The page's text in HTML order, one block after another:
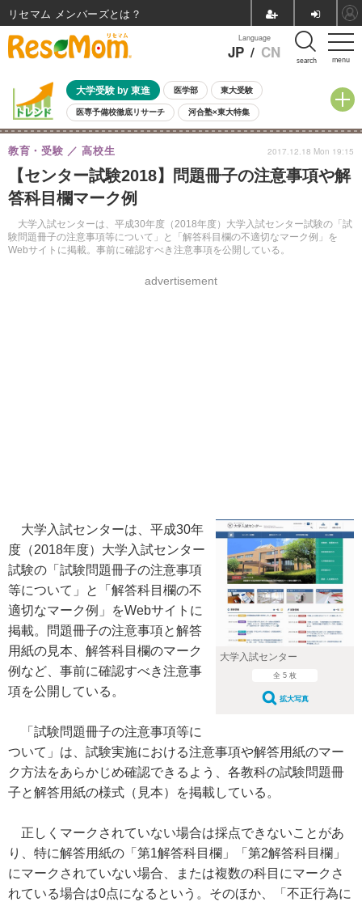
menu
Language
JP / CN search
大学受験 by 東進 医学部 東大受験
医専予備校徹底リサーチ 河合塾×東大特集
親子で考える大学選び 高校受験 中学受験 小学校受験
共通テスト 夏休み
8月開催イベント・WS 全国公立高校 過去問 人気記事
自由研究教材（小学生向け）
【センター試験2018】問題冊子の注意事項や解
答科目欄マーク例
大学入試センターは、平成30年度（2018年度）大学入試センター試験の「試
験問題冊子の注意事項等について」と「解答科目欄の不適切なマーク例」を
Webサイトに掲載。事前に確認すべき注意事項を公開している。
教育・受験 高校生
advertisement
2017.12.18 Mon 19:15
大学入試センター
全 5 枚
拡大写真
大学入試センターは、平成30年
度（2018年度）大学入試センター
試験の「試験問題冊子の注意事項
等について」と「解答科目欄の不
適切なマーク例」をWebサイトに
掲載。問題冊子の注意事項と解答
用紙の見本、解答科目欄のマーク
例など、事前に確認すべき注意事
項を公開している。
「試験問題冊子の注意事項等に
ついて」は、試験実施における注意事項や解答用紙のマー
ク方法をあらかじめ確認できるよう、各教科の試験問題冊
子と解答用紙の様式（見本）を掲載している。
正しくマークされていない場合は採点できないことがあ
り、特に解答用紙の「第1解答科目欄」「第2解答科目欄」
にマークされていない場合、または複数の科目にマークさ
れている場合は0点になるという。そのほか、「不正行為に
リセマム メンバーズ